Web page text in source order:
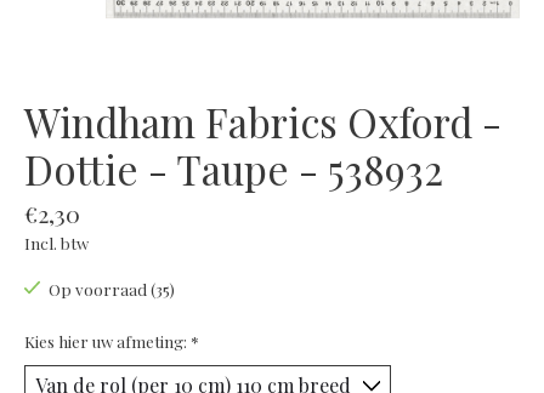
Windham Fabrics Oxford -
Dottie - Taupe - 538932
€2,30
Incl. btw
Op voorraad (35)
Kies hier uw afmeting: *